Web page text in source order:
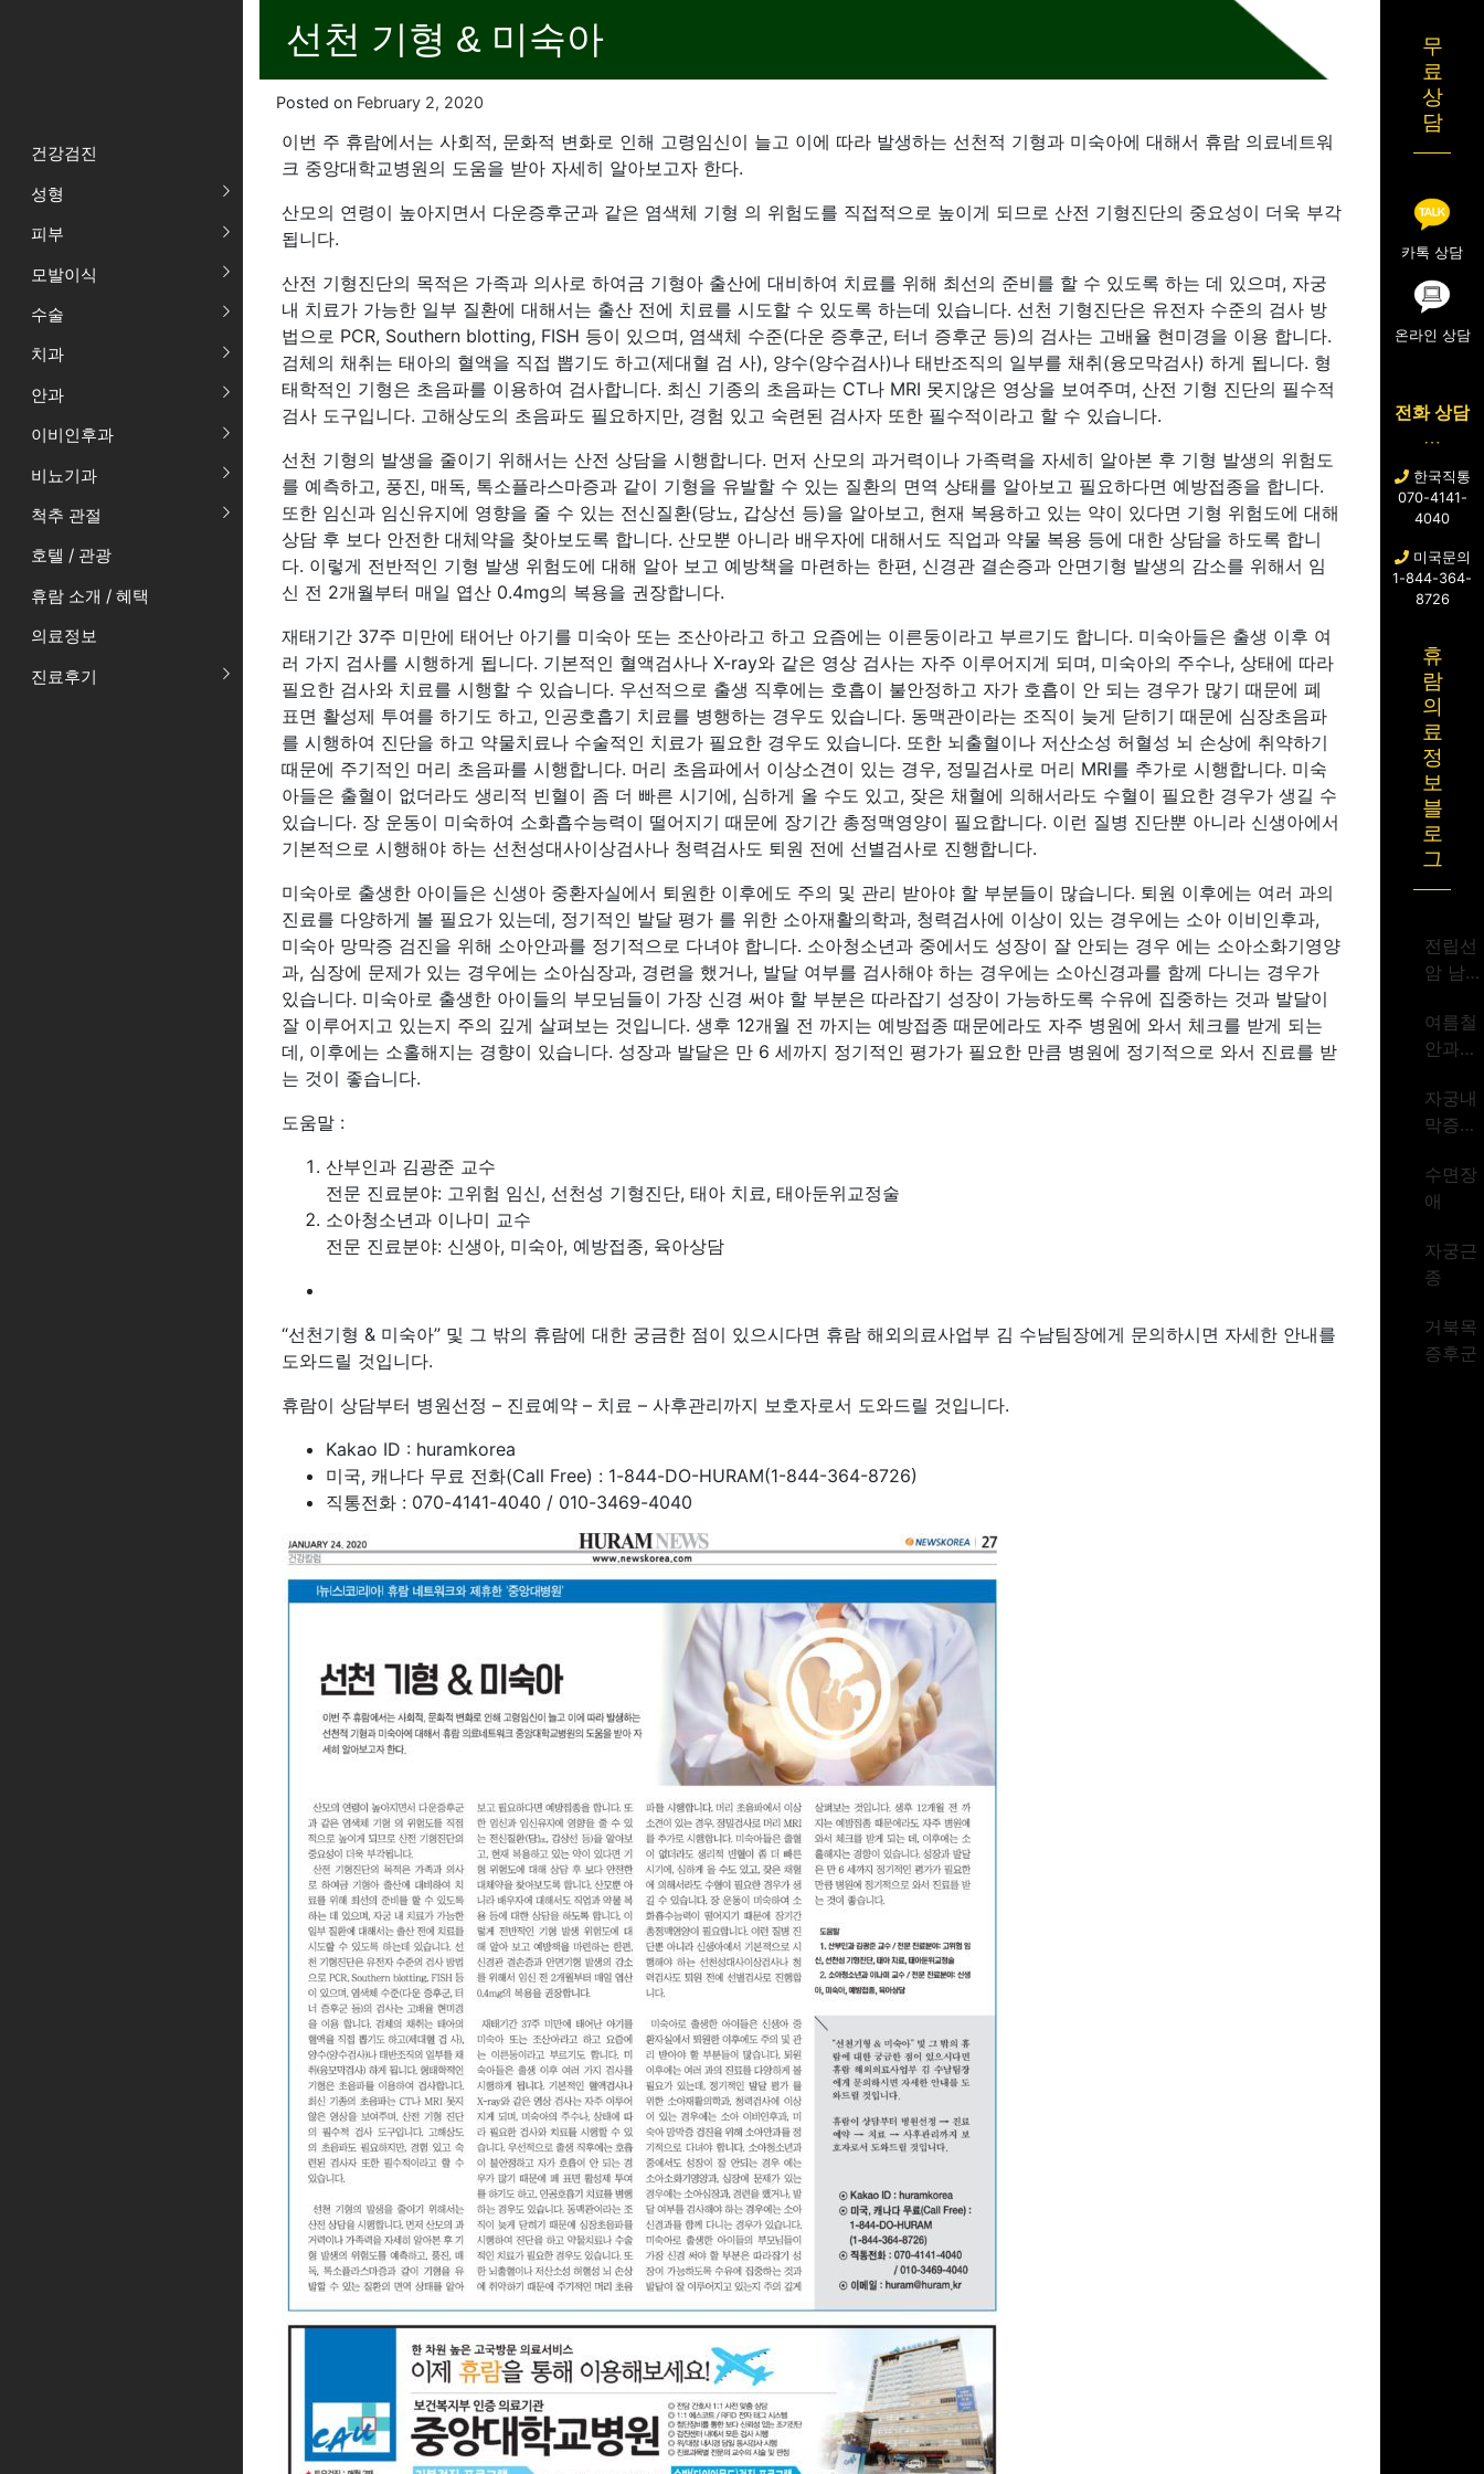
건강검진
성형
피부
모발이식
수술
치과
안과
이비인후과
비뇨기과
척추 관절
호텔 / 관광
휴람 소개 / 혜택
의료정보
진료후기
선천 기형 & 미숙아
Posted on February 2, 2020
이번 주 휴람에서는 사회적, 문화적 변화로 인해 고령임신이 늘고 이에 따라 발생하는 선천적 기형과 미숙아에 대해서 휴람 의료네트워
크 중앙대학교병원의 도움을 받아 자세히 알아보고자 한다.
산모의 연령이 높아지면서 다운증후군과 같은 염색체 기형 의 위험도를 직접적으로 높이게 되므로 산전 기형진단의 중요성이 더욱 부각
됩니다.
산전 기형진단의 목적은 가족과 의사로 하여금 기형아 출산에 대비하여 치료를 위해 최선의 준비를 할 수 있도록 하는 데 있으며, 자궁
내 치료가 가능한 일부 질환에 대해서는 출산 전에 치료를 시도할 수 있도록 하는데 있습니다. 선천 기형진단은 유전자 수준의 검사 방
법으로 PCR, Southern blotting, FISH 등이 있으며, 염색체 수준(다운 증후군, 터너 증후군 등)의 검사는 고배율 현미경을 이용 합니다.
검체의 채취는 태아의 혈액을 직접 뽑기도 하고(제대혈 검 사), 양수(양수검사)나 태반조직의 일부를 채취(융모막검사) 하게 됩니다. 형
태학적인 기형은 초음파를 이용하여 검사합니다. 최신 기종의 초음파는 CT나 MRI 못지않은 영상을 보여주며, 산전 기형 진단의 필수적
검사 도구입니다. 고해상도의 초음파도 필요하지만, 경험 있고 숙련된 검사자 또한 필수적이라고 할 수 있습니다.
선천 기형의 발생을 줄이기 위해서는 산전 상담을 시행합니다. 먼저 산모의 과거력이나 가족력을 자세히 알아본 후 기형 발생의 위험도
를 예측하고, 풍진, 매독, 톡소플라스마증과 같이 기형을 유발할 수 있는 질환의 면역 상태를 알아보고 필요하다면 예방접종을 합니다.
또한 임신과 임신유지에 영향을 줄 수 있는 전신질환(당뇨, 갑상선 등)을 알아보고, 현재 복용하고 있는 약이 있다면 기형 위험도에 대해
상담 후 보다 안전한 대체약을 찾아보도록 합니다. 산모뿐 아니라 배우자에 대해서도 직업과 약물 복용 등에 대한 상담을 하도록 합니
다. 이렇게 전반적인 기형 발생 위험도에 대해 알아 보고 예방책을 마련하는 한편, 신경관 결손증과 안면기형 발생의 감소를 위해서 임
신 전 2개월부터 매일 엽산 0.4mg의 복용을 권장합니다.
재태기간 37주 미만에 태어난 아기를 미숙아 또는 조산아라고 하고 요즘에는 이른둥이라고 부르기도 합니다. 미숙아들은 출생 이후 여
러 가지 검사를 시행하게 됩니다. 기본적인 혈액검사나 X-ray와 같은 영상 검사는 자주 이루어지게 되며, 미숙아의 주수나, 상태에 따라
필요한 검사와 치료를 시행할 수 있습니다. 우선적으로 출생 직후에는 호흡이 불안정하고 자가 호흡이 안 되는 경우가 많기 때문에 폐
표면 활성제 투여를 하기도 하고, 인공호흡기 치료를 병행하는 경우도 있습니다. 동맥관이라는 조직이 늦게 닫히기 때문에 심장초음파
를 시행하여 진단을 하고 약물치료나 수술적인 치료가 필요한 경우도 있습니다. 또한 뇌출혈이나 저산소성 허혈성 뇌 손상에 취약하기
때문에 주기적인 머리 초음파를 시행합니다. 머리 초음파에서 이상소견이 있는 경우, 정밀검사로 머리 MRI를 추가로 시행합니다. 미숙
아들은 출혈이 없더라도 생리적 빈혈이 좀 더 빠른 시기에, 심하게 올 수도 있고, 잦은 채혈에 의해서라도 수혈이 필요한 경우가 생길 수
있습니다. 장 운동이 미숙하여 소화흡수능력이 떨어지기 때문에 장기간 총정맥영양이 필요합니다. 이런 질병 진단뿐 아니라 신생아에서
기본적으로 시행해야 하는 선천성대사이상검사나 청력검사도 퇴원 전에 선별검사로 진행합니다.
미숙아로 출생한 아이들은 신생아 중환자실에서 퇴원한 이후에도 주의 및 관리 받아야 할 부분들이 많습니다. 퇴원 이후에는 여러 과의
진료를 다양하게 볼 필요가 있는데, 정기적인 발달 평가 를 위한 소아재활의학과, 청력검사에 이상이 있는 경우에는 소아 이비인후과,
미숙아 망막증 검진을 위해 소아안과를 정기적으로 다녀야 합니다. 소아청소년과 중에서도 성장이 잘 안되는 경우 에는 소아소화기영양
과, 심장에 문제가 있는 경우에는 소아심장과, 경련을 했거나, 발달 여부를 검사해야 하는 경우에는 소아신경과를 함께 다니는 경우가
있습니다. 미숙아로 출생한 아이들의 부모님들이 가장 신경 써야 할 부분은 따라잡기 성장이 가능하도록 수유에 집중하는 것과 발달이
잘 이루어지고 있는지 주의 깊게 살펴보는 것입니다. 생후 12개월 전 까지는 예방접종 때문에라도 자주 병원에 와서 체크를 받게 되는
데, 이후에는 소홀해지는 경향이 있습니다. 성장과 발달은 만 6 세까지 정기적인 평가가 필요한 만큼 병원에 정기적으로 와서 진료를 받
는 것이 좋습니다.
도움말 :
산부인과 김광준 교수
전문 진료분야: 고위험 임신, 선천성 기형진단, 태아 치료, 태아둔위교정술
소아청소년과 이나미 교수
전문 진료분야: 신생아, 미숙아, 예방접종, 육아상담
“선천기형 & 미숙아” 및 그 밖의 휴람에 대한 궁금한 점이 있으시다면 휴람 해외의료사업부 김 수남팀장에게 문의하시면 자세한 안내를
도와드릴 것입니다.
휴람이 상담부터 병원선정 – 진료예약 – 치료 – 사후관리까지 보호자로서 도와드릴 것입니다.
Kakao ID : huramkorea
미국, 캐나다 무료 전화(Call Free) : 1-844-DO-HURAM(1-844-364-8726)
직통전화 : 070-4141-4040 / 010-3469-4040
무
료
상
담
카톡 상담
온라인 상담
전화 상담
한국직통
070-4141-
4040
미국문의
1-844-364-
8726
휴
람
의
료
정
보
블
로
그
전립선
암 남성
시대
여름철
안과질
자궁내
막증식
수면장
애
자궁근
종
거북목
증후군